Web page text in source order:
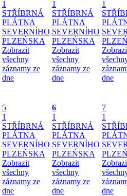
1
STŘÍBRNÁ
PLÁTNA
SEVERNÍHO
PLZEŃSKA
Zobrazit
všechny
záznamy ze
dne
1
STŘÍBRNÁ
PLÁTNA
SEVERNÍHO
PLZEŃSKA
Zobrazit
všechny
záznamy ze
dne
1
dne
5
1
STŘÍBRNÁ
PLÁTNA
SEVERNÍHO
PLZEŃSKA
Zobrazit
všechny
záznamy ze
dne
6
1
STŘÍBRNÁ
PLÁTNA
SEVERNÍHO
PLZEŃSKA
Zobrazit
všechny
záznamy ze
dne
7
1
dne